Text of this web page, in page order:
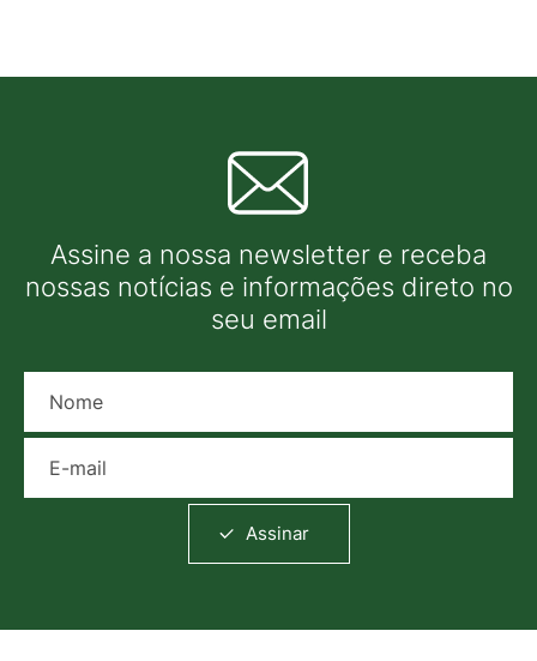
Assine a nossa newsletter e receba
nossas notícias e informações direto no
seu email
Assinar